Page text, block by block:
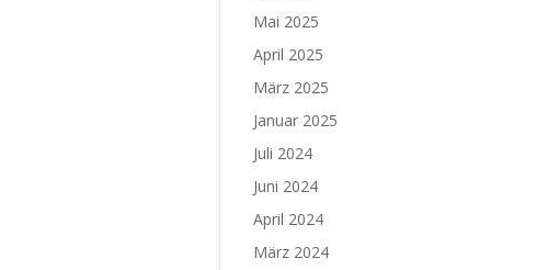
Mai 2025
April 2025
März 2025
Januar 2025
Juli 2024
Juni 2024
April 2024
März 2024